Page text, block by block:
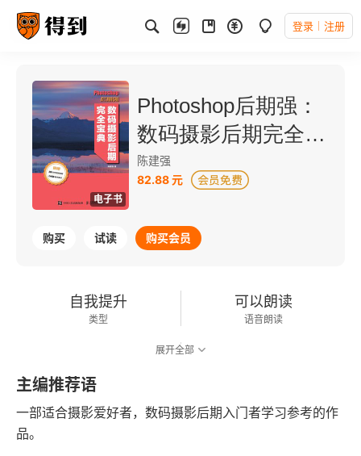
登录 注册
电子书
Photoshop后期强：
数码摄影后期完全宝
典
陈建强
82.88 元
购买 试读 购买会员
自我提升
类型
可以朗读
语音朗读
展开全部
主编推荐语
一部适合摄影爱好者，数码摄影后期入门者学习参考的作
品。